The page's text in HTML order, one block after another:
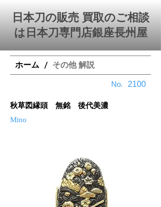
日本刀の販売 買取のご相談
は日本刀専門店銀座⻑州屋
ホーム / その他 解説
​No. 2100
秋草図縁頭 無銘 後代美濃
Mino